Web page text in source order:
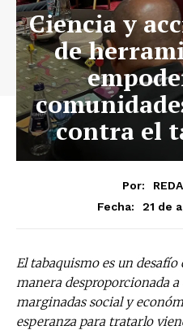
Ciencia y
de
contra el
Por:
Fecha:
21 de
El tabaquismo es un
manera desproporcionada
marginadas social y
esperanza para tratarlo